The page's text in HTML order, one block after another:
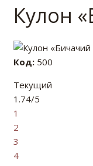
Кулон
Код:500
Текущий
1.74/5
1
2
3
4